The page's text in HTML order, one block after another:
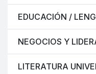
EDUCACIÓN /
NEGOCIOS Y
LITERATURA